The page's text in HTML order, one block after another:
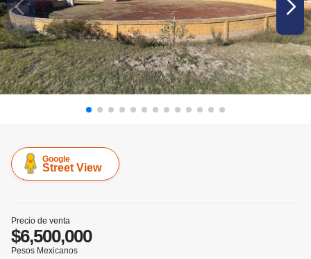
Google
Street View
Precio de venta
$6,500,000
Pesos Mexicanos